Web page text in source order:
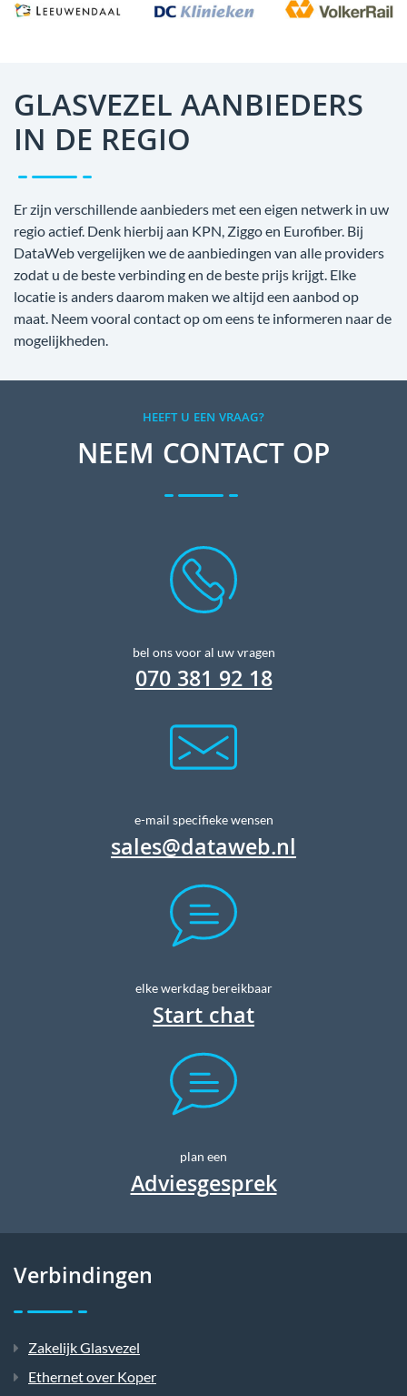
GLASVEZEL AANBIEDERS
IN DE REGIO
Er zijn verschillende aanbieders met een eigen netwerk in uw
regio actief. Denk hierbij aan KPN, Ziggo en Eurofiber. Bij
DataWeb vergelijken we de aanbiedingen van alle providers
zodat u de beste verbinding en de beste prijs krijgt. Elke
locatie is anders daarom maken we altijd een aanbod op
maat. Neem vooral contact op om eens te informeren naar de
mogelijkheden.
HEEFT U EEN VRAAG?
NEEM CONTACT OP
bel ons voor al uw vragen
070 381 92 18
e-mail specifieke wensen
sales@dataweb.nl
elke werkdag bereikbaar
Start chat
plan een
Adviesgesprek
Verbindingen
Zakelijk Glasvezel
Ethernet over Koper